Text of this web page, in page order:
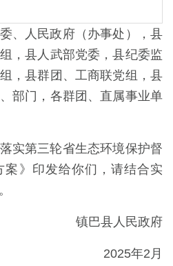
、人民政府（办事处），县
，县人武部党委，县纪委监
，县群团、工商联党组，县
部门，各群团、直属事业单
实第三轮省生态环境保护督
》印发给你们，请结合实
委 镇巴县人民政府
年2月